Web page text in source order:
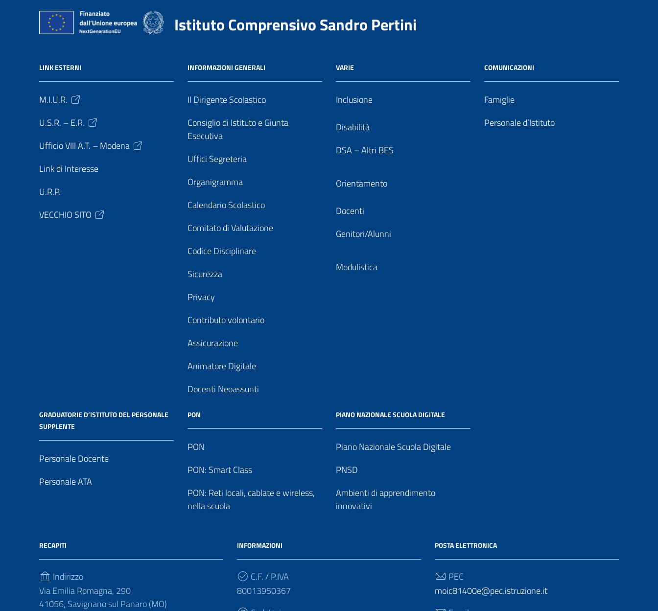
Istituto Comprensivo Sandro Pertini
LINK ESTERNI
M.I.U.R.
U.S.R. – E.R.
Ufficio VIII A.T. – Modena
Link di Interesse
U.R.P.
VECCHIO SITO
INFORMAZIONI GENERALI
Il Dirigente Scolastico
Consiglio di Istituto e Giunta
Esecutiva
Uffici Segreteria
Organigramma
Calendario Scolastico
Comitato di Valutazione
Codice Disciplinare
Sicurezza
Privacy
Contributo volontario
Assicurazione
Animatore Digitale
Docenti Neoassunti
VARIE
Inclusione
Disabilità
DSA – Altri BES
Orientamento
Docenti
Genitori/Alunni
Modulistica
COMUNICAZIONI
Famiglie
Personale d’Istituto
GRADUATORIE D’ISTITUTO DEL PERSONALE
SUPPLENTE
Personale Docente
Personale ATA
PON
PON
PON: Smart Class
PON: Reti locali, cablate e wireless,
nella scuola
PIANO NAZIONALE SCUOLA DIGITALE
Piano Nazionale Scuola Digitale
PNSD
Ambienti di apprendimento
innovativi
RECAPITI
Indirizzo
Via Emilia Romagna, 290
41056, Savignano sul Panaro (MO)
INFORMAZIONI
C.F. / P.IVA
80013950367
POSTA ELETTRONICA
PEC
moic81400e@pec.istruzione.it